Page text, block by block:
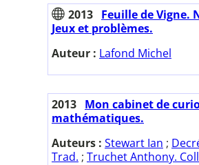
2013 Feuille de Vigne.
Jeux et problèmes.
Auteur : Lafond Michel
2013 Mon cabinet de
mathématiques.
Auteurs : Stewart Ian ;
Trad. ; Truchet Anthony.